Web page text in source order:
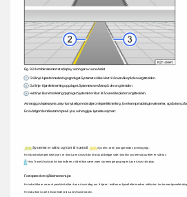
Gul linje: Kjørefeltmerking oppdaget. Systemet overvåker på den angitte siden.
Avhengig av kjøretøyets utstyr kan ytterligere detaljer om kjørefeltmerking, for eksempel ødelagte veimerker, også vises på
Fig. 93 I kombiinstrumentets display: visninger av Lane Assist
Hvit linje: Banemarkering oppdaget. Systemet er klart til å overvåke på den angitte siden.
En av følgende indikatorlamper vil lyse, avhengig av kjøresituasjonen:
Grå linje: kjørefeltmarkering oppdaget. Systemet er ikke klart til å overvåke på den angitte siden.
Hvis Travel Assist aktivt kontrollerer, vil det ikke være noen styreinngrep og ingen Lane Assist-display.
Hvis du ikke svarer tilsvarende, blir Lane Assist inaktiv.
Hvis kontrollampen ikke lyser, er ikke Lane Assist klar til bruk på begge sider (inaktiv systemstatus) eller er slått av.
Hvis det ikke er noen styreaktivitet, ber Lane Assist deg om å kjøre i midten av kjørefeltet med en indikator i instrumentpanelets
System i drift (korrigerende styreinngrep).
Forespørsel om sjåførintervensjon
Systemet er aktivt og klart til kontroll.